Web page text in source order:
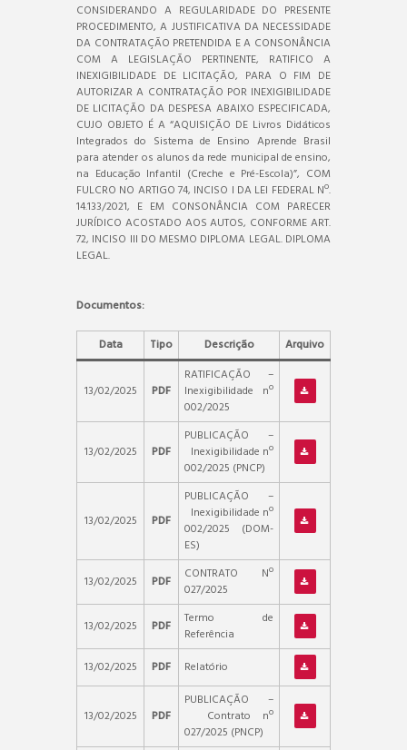
CONSIDERANDO A REGULARIDADE DO PRESENTE
PROCEDIMENTO, A JUSTIFICATIVA DA NECESSIDADE
DA CONTRATAÇÃO PRETENDIDA E A CONSONÂNCIA
COM A LEGISLAÇÃO PERTINENTE, RATIFICO A
INEXIGIBILIDADE DE LICITAÇÃO, PARA O FIM DE
AUTORIZAR A CONTRATAÇÃO POR INEXIGIBILIDADE
DE LICITAÇÃO DA DESPESA ABAIXO ESPECIFICADA,
CUJO OBJETO É A “AQUISIÇÃO DE Livros Didáticos
Integrados do Sistema de Ensino Aprende Brasil
para atender os alunos da rede municipal de ensino,
na Educação Infantil (Creche e Pré-Escola)”, COM
FULCRO NO ARTIGO 74, INCISO I DA LEI FEDERAL Nº.
14.133/2021, E EM CONSONÂNCIA COM PARECER
JURÍDICO ACOSTADO AOS AUTOS, CONFORME ART.
72, INCISO III DO MESMO DIPLOMA LEGAL. DIPLOMA
LEGAL.
Documentos:
Data Tipo Descrição Arquivo
13/02/2025 PDF
RATIFICAÇÃO –
Inexigibilidade nº
002/2025
13/02/2025 PDF
PUBLICAÇÃO –
Inexigibilidade nº
002/2025 (PNCP)
13/02/2025 PDF
PUBLICAÇÃO –
Inexigibilidade nº
002/2025 (DOM-
ES)
13/02/2025
PDF
CONTRATO Nº
027/2025
13/02/2025
PDF
Termo de
Referência
13/02/2025
PDF Relatório
13/02/2025 PDF
PUBLICAÇÃO –
Contrato nº
027/2025 (PNCP)